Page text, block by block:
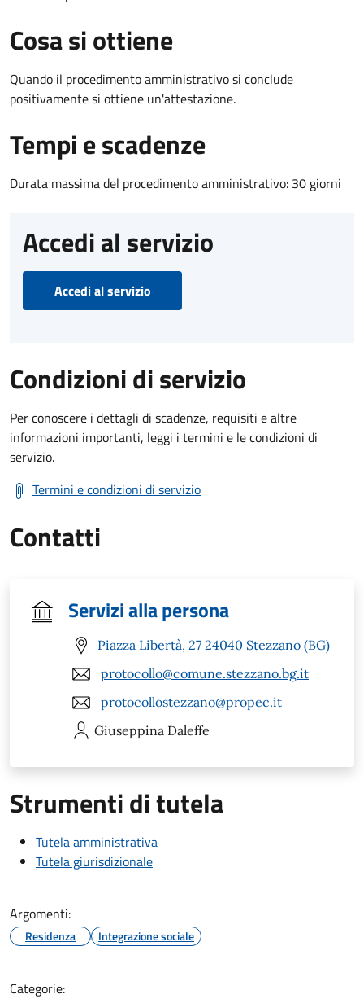
Cosa si ottiene
Quando il procedimento amministrativo si conclude
positivamente si ottiene un'attestazione.
Tempi e scadenze
Durata massima del procedimento amministrativo: 30 giorni
Accedi al servizio
Accedi al servizio
Condizioni di servizio
Per conoscere i dettagli di scadenze, requisiti e altre
informazioni importanti, leggi i termini e le condizioni di
servizio.
Termini e condizioni di servizio
Contatti
Servizi alla persona
Piazza Libertà, 27 24040 Stezzano (BG)
protocollo@comune.stezzano.bg.it
protocollostezzano@propec.it
Giuseppina Daleffe
Strumenti di tutela
Tutela amministrativa
Tutela giurisdizionale
Argomenti:
Residenza Integrazione sociale
Categorie: